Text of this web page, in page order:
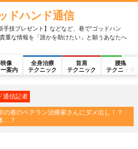
ドハンド通信
手技プレゼント】などなど、巷で“ゴッドハン
重な情報を「誰かを助けたい」と願うあなたへ
像
案内
全身治療
テクニック
首肩
テクニック
腰痛
テクニック
通信記者
の巷のベテラン治療家さんにダメ出し！？
…？